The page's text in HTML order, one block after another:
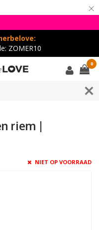
×
ZOMER10
0
riem |
NIET OP VOORRAAD